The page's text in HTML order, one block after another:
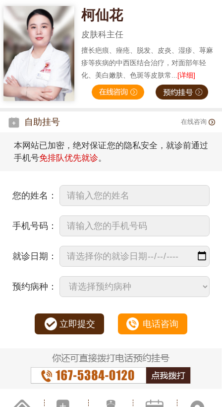
柯仙花
皮肤科主任
擅长疤痕、痤疮、脱发、皮炎、湿疹、荨麻
疹等疾病的中西医结合治疗，对面部年轻
化、美白嫩肤、色斑等皮肤常...[详细]
自助挂号 在线咨询
本网站已加密，绝对保证您的隐私安全，就诊前通过
手机号免排队优先就诊。
您的姓名：
手机号码：
就诊日期：
预约病种：
立即提交 电话咨询